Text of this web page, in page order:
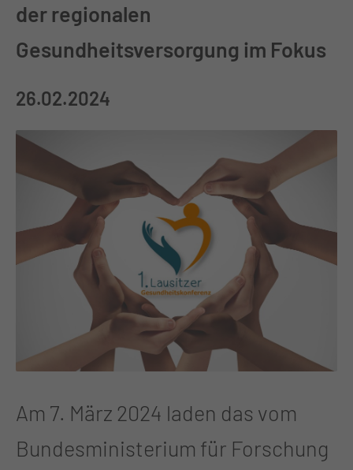
der regionalen
Gesundheitsversorgung im Fokus
26.02.2024
Am 7. März 2024 laden das vom
Bundesministerium für Forschung